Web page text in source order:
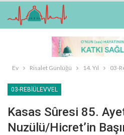
Ev Risalet Günlüğü 14. Yıl 03-
03-REBIÜLEVVEL
Kasas Sûresi 85.
Nuzülü/Hicret’in